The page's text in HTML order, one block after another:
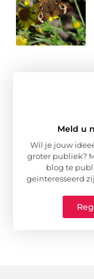
Meld u
Wil je jouw
groter publiek?
blog te
geïnteresseerd